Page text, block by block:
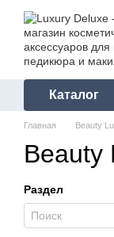
Перейти к
Каталог
Главная Beauty
Beauty
Раздел